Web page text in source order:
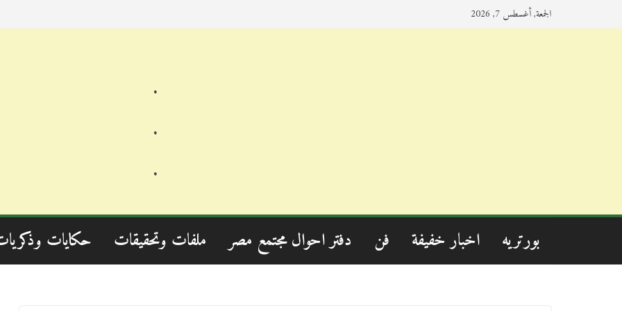
الجمعة, أغسطس 7, 2026
.
.
.
بورتريه اخبار خفيفة فن دفتر احوال مجتمع مصر ملفات وتحقيقات حكايات